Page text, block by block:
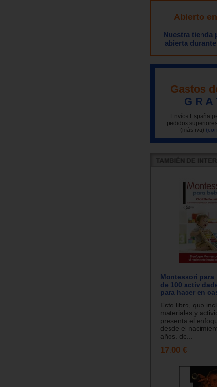
Abierto
Nuestra tienda
abierta
Gastos
G R A
Envíos España
pedidos
(más iva)
Montessori para
de 100
para hacer en
Este libro, que
materiales y
presenta el
desde el
años, de...
17.00 €